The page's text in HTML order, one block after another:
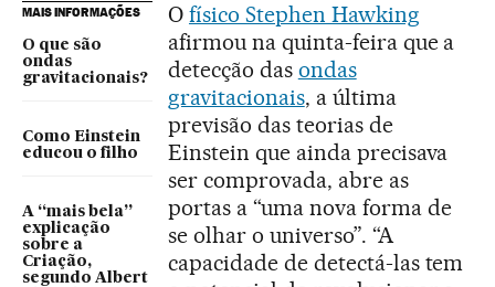
MAIS INFORMAÇÕES
O que são
ondas
gravitacionais?
Como Einstein
educou o filho
A “mais bela”
explicação
sobre a
Criação,
segundo Albert
O físico Stephen Hawking
afirmou na quinta-feira que a
detecção das ondas
gravitacionais, a última
previsão das teorias de
Einstein que ainda precisava
ser comprovada, abre as
portas a “uma nova forma de
se olhar o universo”. “A
capacidade de detectá-las tem